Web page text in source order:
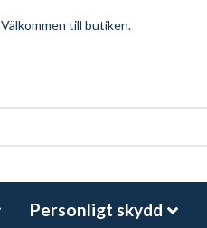
Välkommen till butiken.
Personligt skydd